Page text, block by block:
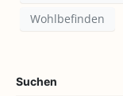
Wohlbefinden
Suchen